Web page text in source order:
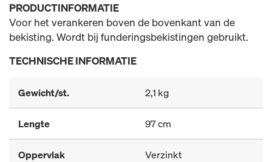
PRODUCTINFORMATIE
Voor het verankeren boven de bovenkant van de
bekisting. Wordt bij funderingsbekistingen gebruikt.
TECHNISCHE INFORMATIE
Gewicht/st. 2,1 kg
Lengte 97 cm
Oppervlak Verzinkt